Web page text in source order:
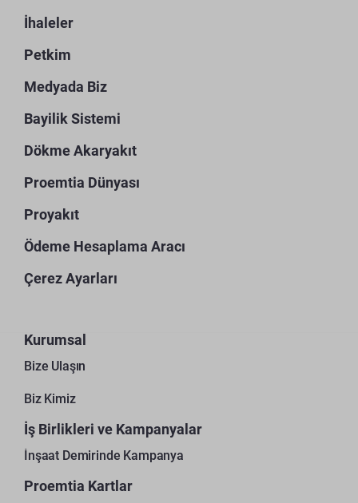
İhaleler
Petkim
Medyada Biz
Bayilik Sistemi
Dökme Akaryakıt
Proemtia Dünyası
Proyakıt
Ödeme Hesaplama Aracı
Çerez Ayarları
Kurumsal
Bize Ulaşın
Biz Kimiz
İş Birlikleri ve Kampanyalar
İnşaat Demirinde Kampanya
Proemtia Kartlar